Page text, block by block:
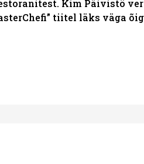
Kim Päivistö
tiitel läks väga